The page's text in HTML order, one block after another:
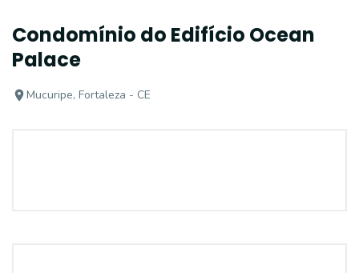
Condomínio do Edifício Ocean
Palace
Mucuripe, Fortaleza - CE